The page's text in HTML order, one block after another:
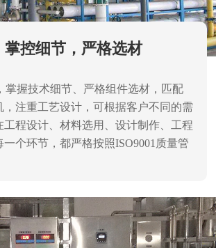
掌控细节，严格选材
掌握技术细节、严格组件选材，匹配
，注重工艺设计，可根据客户不同的需
工程设计、材料选用、设计制作、工程
个环节，都严格按照ISO9001质量管